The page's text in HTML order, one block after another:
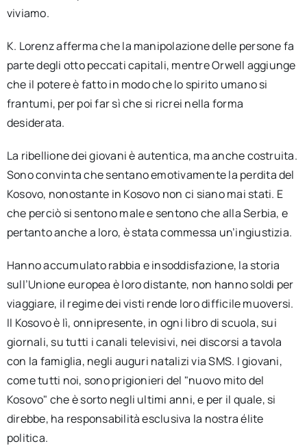
viviamo.
K. Lorenz afferma che la manipolazione delle persone fa
parte degli otto peccati capitali, mentre Orwell aggiunge
che il potere è fatto in modo che lo spirito umano si
frantumi, per poi far sì che si ricrei nella forma
desiderata.
La ribellione dei giovani è autentica, ma anche costruita.
Sono convinta che sentano emotivamente la perdita del
Kosovo, nonostante in Kosovo non ci siano mai stati. E
che perciò si sentono male e sentono che alla Serbia, e
pertanto anche a loro, è stata commessa un’ingiustizia.
Hanno accumulato rabbia e insoddisfazione, la storia
sull’Unione europea è loro distante, non hanno soldi per
viaggiare, il regime dei visti rende loro difficile muoversi.
Il Kosovo è lì, onnipresente, in ogni libro di scuola, sui
giornali, su tutti i canali televisivi, nei discorsi a tavola
con la famiglia, negli auguri natalizi via SMS. I giovani,
come tutti noi, sono prigionieri del "nuovo mito del
Kosovo" che è sorto negli ultimi anni, e per il quale, si
direbbe, ha responsabilità esclusiva la nostra élite
politica.